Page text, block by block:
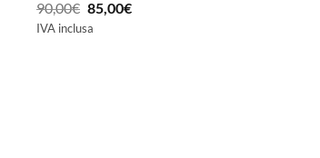
90,00€ Il
prezzo
85,00€Il
IVA inclusa